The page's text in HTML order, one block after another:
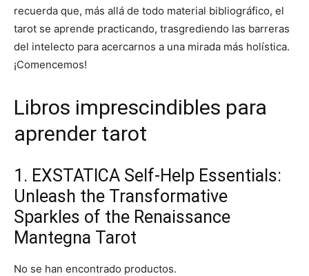
recuerda que, más allá de todo material bibliográfico, el
tarot se aprende practicando, trasgrediendo las barreras
del intelecto para acercarnos a una mirada más holística.
¡Comencemos!
Libros imprescindibles para
aprender tarot
1. EXSTATICA Self-Help Essentials:
Unleash the Transformative
Sparkles of the Renaissance
Mantegna Tarot
No se han encontrado productos.